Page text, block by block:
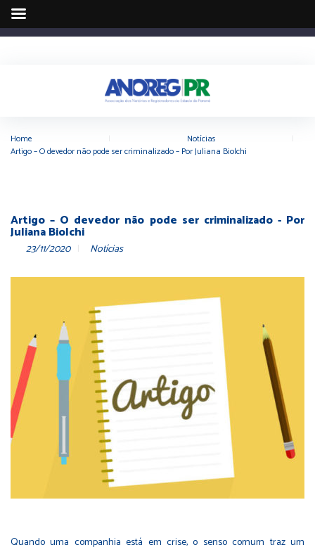
Home Notícias
Artigo – O devedor não pode ser criminalizado – Por Juliana Biolchi
Artigo – O devedor não pode ser criminalizado - Por
Juliana Biolchi
23/11/2020 Notícias
Quando uma companhia está em crise, o senso comum traz um